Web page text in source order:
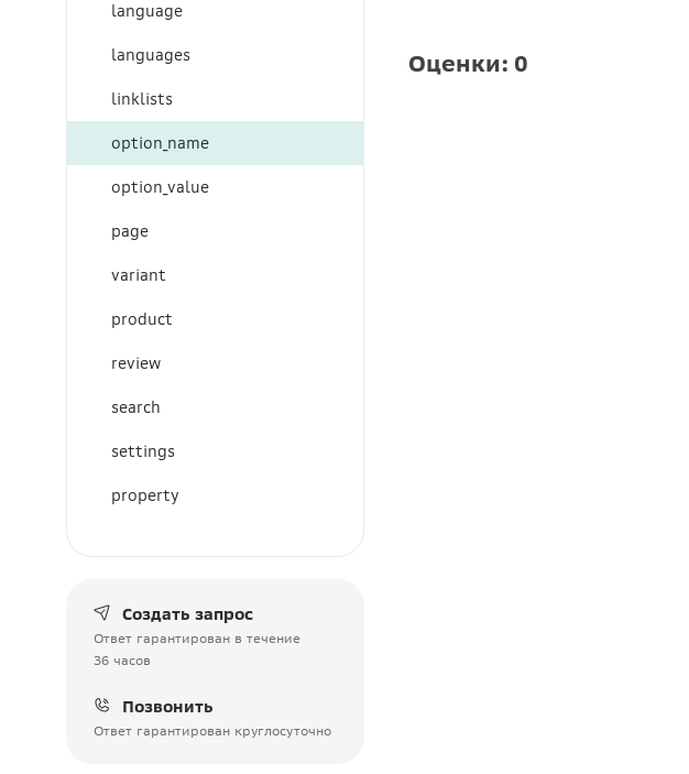
language
languages
linklists
option_name
option_value
page
variant
product
review
search
settings
property
Создать запрос
Ответ гарантирован в течение
36 часов
Позвонить
Ответ гарантирован круглосуточно
Оценки: 0